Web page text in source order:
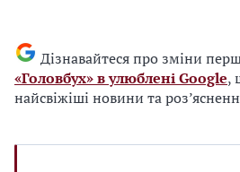
Дізнавайтеся про зміни
«Головбух» в улюблені Google,
найсвіжіші новини та